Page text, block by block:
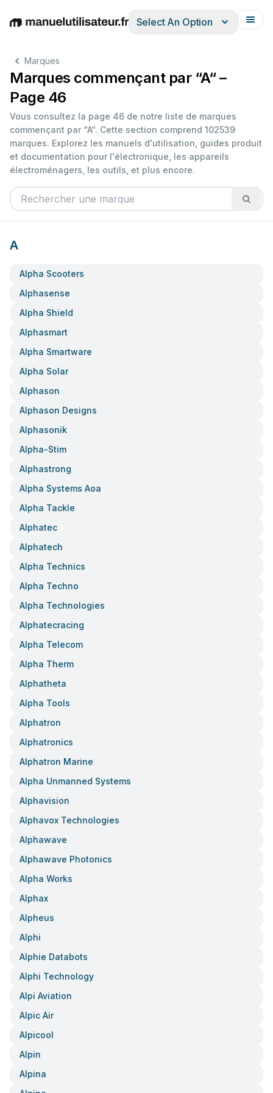
EnglishDeutschEspañolItalianoFrançais
Select An Option
Marques
Marques commençant par “A“ –
Page 46
Vous consultez la page 46 de notre liste de marques
commençant par “A“. Cette section comprend 102539
marques. Explorez les manuels d'utilisation, guides produit
et documentation pour l'électronique, les appareils
électroménagers, les outils, et plus encore.
A
Alpha Scooters
Alphasense
Alpha Shield
Alphasmart
Alpha Smartware
Alpha Solar
Alphason
Alphason Designs
Alphasonik
Alpha-Stim
Alphastrong
Alpha Systems Aoa
Alpha Tackle
Alphatec
Alphatech
Alpha Technics
Alpha Techno
Alpha Technologies
Alphatecracing
Alpha Telecom
Alpha Therm
Alphatheta
Alpha Tools
Alphatron
Alphatronics
Alphatron Marine
Alpha Unmanned Systems
Alphavision
Alphavox Technologies
Alphawave
Alphawave Photonics
Alpha Works
Alphax
Alpheus
Alphi
Alphie Databots
Alphi Technology
Alpi Aviation
Alpic Air
Alpicool
Alpin
Alpina